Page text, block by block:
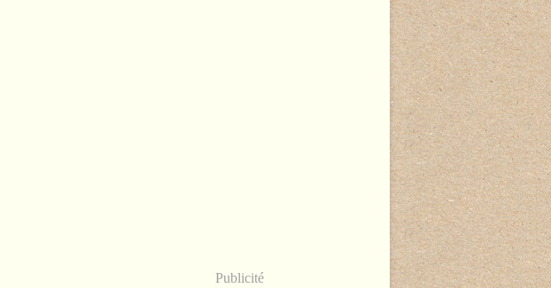
Publicité